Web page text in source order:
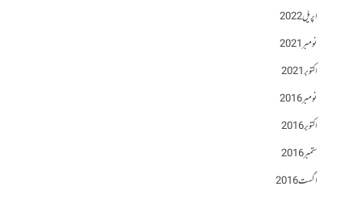
اپریل 2022
نومبر 2021
اکتوبر 2021
نومبر 2016
اکتوبر 2016
ستمبر 2016
اگست 2016